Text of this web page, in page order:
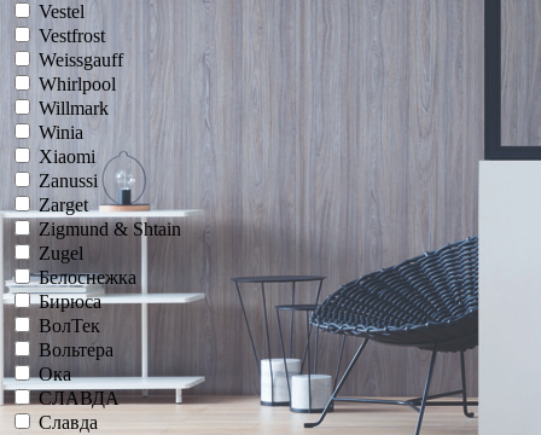
Vestel
Vestfrost
Weissgauff
Whirlpool
Willmark
Winia
Xiaomi
Zanussi
Zarget
Zigmund & Shtain
Zugel
Белоснежка
Бирюса
ВолТек
Вольтера
Ока
СЛАВДА
Славда